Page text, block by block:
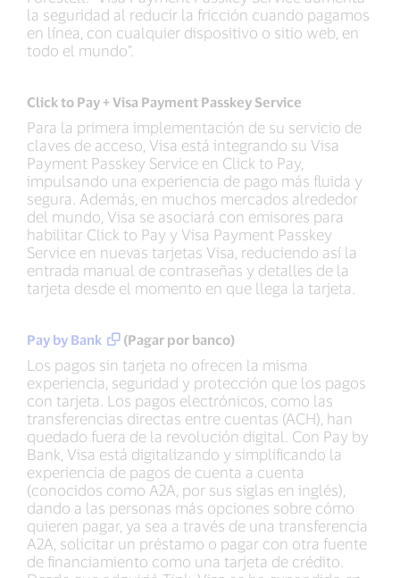
la seguridad al reducir la fricción cuando pagamos
en línea, con cualquier dispositivo o sitio web, en
todo el mundo”.
Click to Pay + Visa Payment Passkey Service
Para la primera implementación de su servicio de
claves de acceso, Visa está integrando su Visa
Payment Passkey Service en Click to Pay,
impulsando una experiencia de pago más fluida y
segura. Además, en muchos mercados alrededor
del mundo, Visa se asociará con emisores para
habilitar Click to Pay y Visa Payment Passkey
Service en nuevas tarjetas Visa, reduciendo así la
entrada manual de contraseñas y detalles de la
tarjeta desde el momento en que llega la tarjeta.
Pay by Bank (Pagar por banco)
Los pagos sin tarjeta no ofrecen la misma
experiencia, seguridad y protección que los pagos
con tarjeta. Los pagos electrónicos, como las
transferencias directas entre cuentas (ACH), han
quedado fuera de la revolución digital. Con Pay by
Bank, Visa está digitalizando y simplificando la
experiencia de pagos de cuenta a cuenta
(conocidos como A2A, por sus siglas en inglés),
dando a las personas más opciones sobre cómo
quieren pagar, ya sea a través de una transferencia
A2A, solicitar un préstamo o pagar con otra fuente
de financiamiento como una tarjeta de crédito.